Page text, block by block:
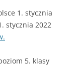
1. stycznia
stycznia 2022
5. klasy